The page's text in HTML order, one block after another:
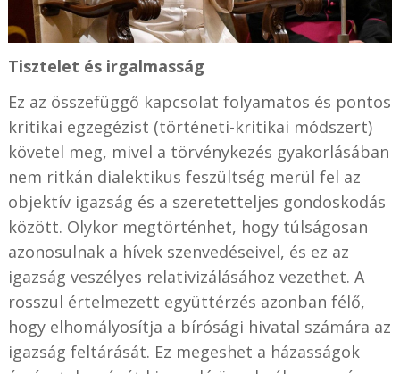
Tisztelet és irgalmasság
Ez az összefüggő kapcsolat folyamatos és pontos
kritikai egzegézist (történeti-kritikai módszert)
követel meg, mivel a törvénykezés gyakorlásában
nem ritkán dialektikus feszültség merül fel az
objektív igazság és a szeretetteljes gondoskodás
között. Olykor megtörténhet, hogy túlságosan
azonosulnak a hívek szenvedéseivel, és ez az
igazság veszélyes relativizálásához vezethet. A
rosszul értelmezett együttérzés azonban félő,
hogy elhomályosítja a bírósági hivatal számára az
igazság feltárását. Ez megeshet a házasságok